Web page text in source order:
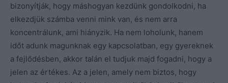
bizonyítják, hogy máshogyan kezdünk gondolkodni, ha
elkezdjük számba venni mink van, és nem arra
koncentrálunk, ami hiányzik. Ha nem loholunk, hanem
időt adunk magunknak egy kapcsolatban, egy gyereknek
a fejlődésben, akkor talán el tudjuk majd fogadni, hogy a
jelen az értékes. Az a jelen, amely nem biztos, hogy